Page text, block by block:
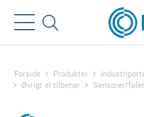
Forside Produkter
Øvrigt el tilbehør
Sensorer/